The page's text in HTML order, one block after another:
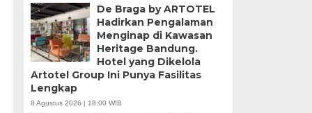
De Braga by ARTOTEL
Hadirkan Pengalaman
Menginap di Kawasan
Heritage Bandung.
Hotel yang Dikelola
Artotel Group Ini Punya Fasilitas
Lengkap
8 Agustus 2026 | 18:00 WIB